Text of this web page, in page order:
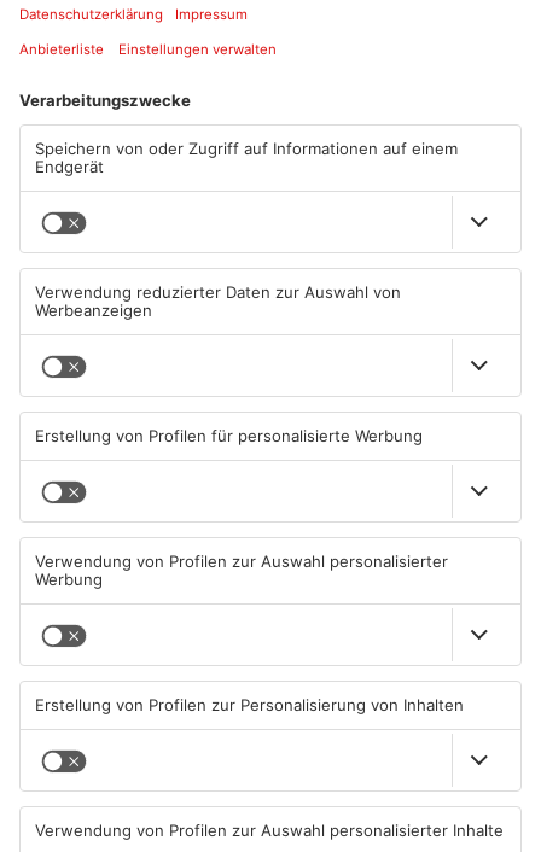
Schwimmbäder im
Primaveraland weisen teils
erhebliche Mängel auf
06.08.2026, 06:37 UHR IN
PRIMAVERALAND
Waldbrandgefahr im
Primaveraland bleibt
weiterhin sehr hoch
06.08.2026, 06:34 UHR IN
Waldaschaff und zwischen
Hanau und Kahl
PRIMAVERALAND
Gewässer im Primaveraland
leiden unter Trockenheit